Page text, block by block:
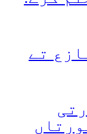
تے
120دناں وچ 2عورتاں